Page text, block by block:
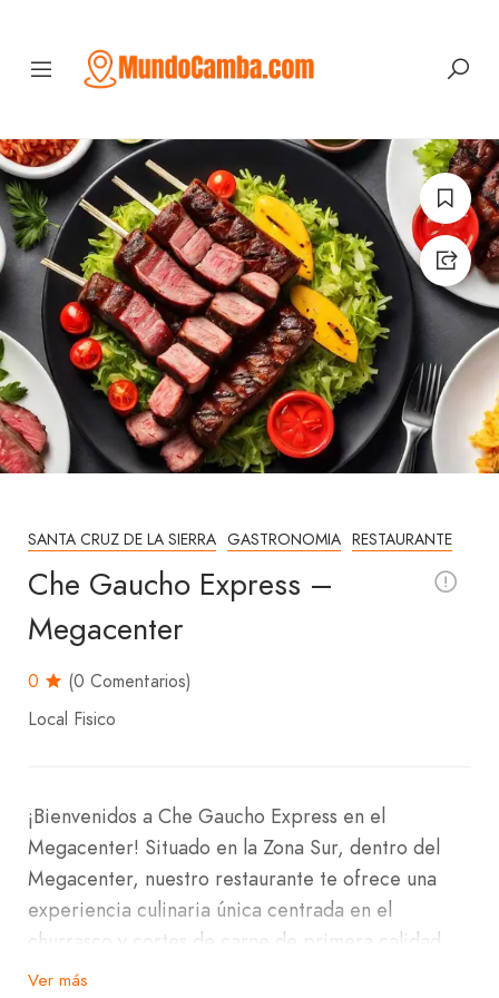
SANTA CRUZ DE LA SIERRA GASTRONOMIA RESTAURANTE
Che Gaucho Express –
Megacenter
0
(0 Comentarios)
Local Fisico
¡Bienvenidos a Che Gaucho Express en el
Megacenter! Situado en la Zona Sur, dentro del
Megacenter, nuestro restaurante te ofrece una
experiencia culinaria única centrada en el
churrasco y cortes de carne de primera calidad.
Ver más